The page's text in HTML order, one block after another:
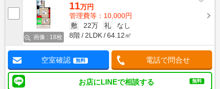
画像 : 18枚
11万円
管理費等：10,000円
敷
22万 礼
なし
8階
2LDK 64.12㎡
空室確認 無料 電話で問合せ
お店にLINEで相談する 無料